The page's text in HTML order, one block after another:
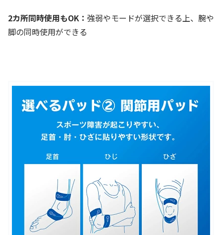
2カ所同時使用もOK： 強弱やモードが選択できる上、腕や
脚の同時使用ができる